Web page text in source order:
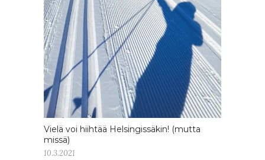
Vielä voi hiihtää Helsingissäkin! (mutta
missä)
10.3.2021